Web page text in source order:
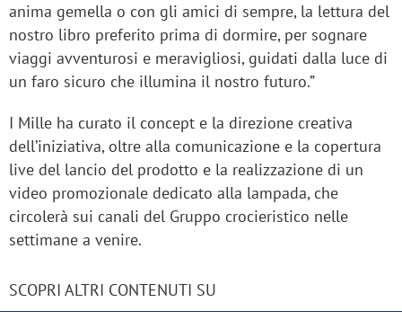
anima gemella o con gli amici di sempre, la lettura del
nostro libro preferito prima di dormire, per sognare
viaggi avventurosi e meravigliosi, guidati dalla luce di
un faro sicuro che illumina il nostro futuro.”
I Mille ha curato il concept e la direzione creativa
dell’iniziativa, oltre alla comunicazione e la copertura
live del lancio del prodotto e la realizzazione di un
video promozionale dedicato alla lampada, che
circolerà sui canali del Gruppo crocieristico nelle
settimane a venire.
SCOPRI ALTRI CONTENUTI SU